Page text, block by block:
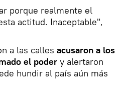
porque realmente el
actitud. Inaceptable",
a las calles acusaron a los
el poder y alertaron
hundir al país aún más